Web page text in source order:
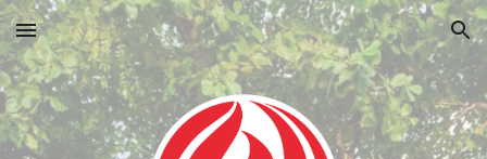
Skip to main content Skip to navigation